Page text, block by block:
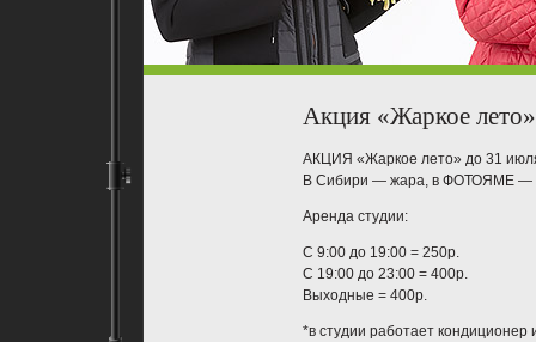
Акция «Жаркое лето»
АКЦИЯ «Жаркое лето» до 31
В Сибири — жара, в ФОТОЯМЕ —
Аренда студии:
С 9:00 до 19:00 = 250р.
С 19:00 до 23:00 = 400р.
Выходные = 400р.
*в студии работает кондиционер